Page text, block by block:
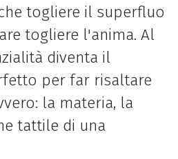
togliere il superfluo
togliere l'anima. Al
diventa il
per far risaltare
la materia, la
tattile di una